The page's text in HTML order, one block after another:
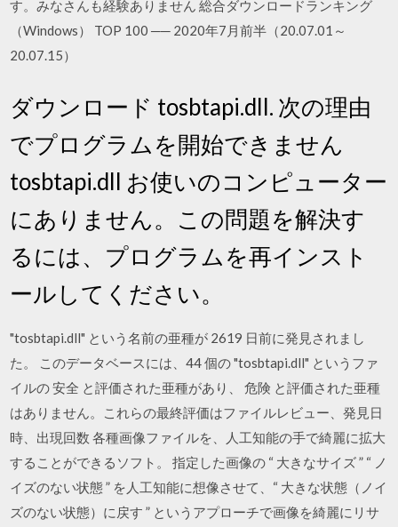
す。みなさんも経験ありません 総合ダウンロードランキング
（Windows） TOP 100 ── 2020年7月前半（20.07.01～
20.07.15）
ダウンロード tosbtapi.dll. 次の理由
でプログラムを開始できません
tosbtapi.dll お使いのコンピューター
にありません。この問題を解決す
るには、プログラムを再インスト
ールしてください。
"tosbtapi.dll" という名前の亜種が 2619 日前に発見されまし
た。 このデータベースには、44 個の "tosbtapi.dll" というファ
イルの 安全 と評価された亜種があり、 危険 と評価された亜種
はありません。これらの最終評価はファイルレビュー、発見日
時、出現回数 各種画像ファイルを、人工知能の手で綺麗に拡大
することができるソフト。 指定した画像の “ 大きなサイズ ” “ ノ
イズのない状態 ” を人工知能に想像させて、“ 大きな状態（ノイ
ズのない状態）に戻す ” というアプローチで画像を綺麗にリサ